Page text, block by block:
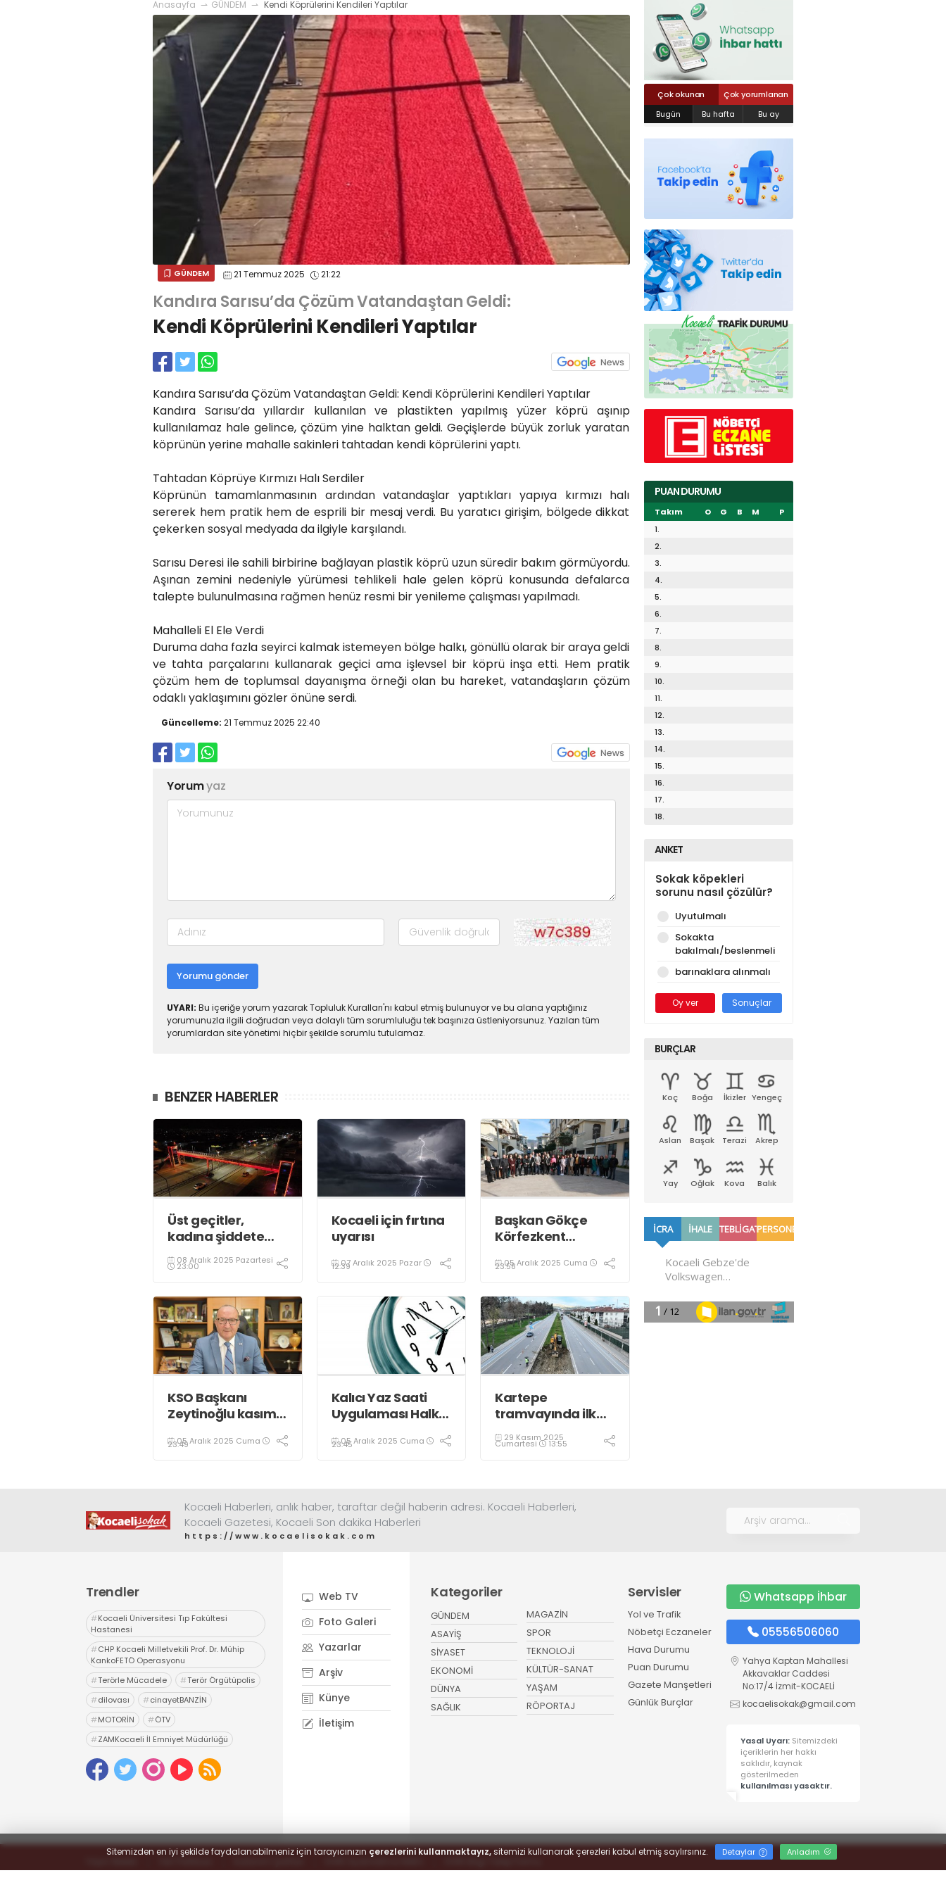
Anasayfa GÜNDEM Kendi Köprülerini Kendileri Yaptılar
GÜNDEM 21 Temmuz 2025 21:22
Kandıra Sarısu’da Çözüm Vatandaştan Geldi:
Kendi Köprülerini Kendileri Yaptılar
Kandıra Sarısu’da Çözüm Vatandaştan Geldi: Kendi Köprülerini Kendileri Yaptılar
Kandıra Sarısu’da yıllardır kullanılan ve plastikten yapılmış yüzer köprü aşınıp
kullanılamaz hale gelince, çözüm yine halktan geldi. Geçişlerde büyük zorluk yaratan
köprünün yerine mahalle sakinleri tahtadan kendi köprülerini yaptı.
Tahtadan Köprüye Kırmızı Halı Serdiler
Köprünün tamamlanmasının ardından vatandaşlar yaptıkları yapıya kırmızı halı
sererek hem pratik hem de esprili bir mesaj verdi. Bu yaratıcı girişim, bölgede dikkat
çekerken sosyal medyada da ilgiyle karşılandı.
Sarısu Deresi ile sahili birbirine bağlayan plastik köprü uzun süredir bakım görmüyordu.
Aşınan zemini nedeniyle yürümesi tehlikeli hale gelen köprü konusunda defalarca
talepte bulunulmasına rağmen henüz resmi bir yenileme çalışması yapılmadı.
Mahalleli El Ele Verdi
Duruma daha fazla seyirci kalmak istemeyen bölge halkı, gönüllü olarak bir araya geldi
ve tahta parçalarını kullanarak geçici ama işlevsel bir köprü inşa etti. Hem pratik
çözüm hem de toplumsal dayanışma örneği olan bu hareket, vatandaşların çözüm
odaklı yaklaşımını gözler önüne serdi.
Güncelleme: 21 Temmuz 2025 22:40
Yorumyaz
Yorumu gönder
UYARI: Bu içeriğe yorum yazarak Topluluk Kuralları'nı kabul etmiş bulunuyor ve bu alana yaptığınız
yorumunuzla ilgili doğrudan veya dolaylı tüm sorumluluğu tek başınıza üstleniyorsunuz. Yazılan tüm
yorumlardan site yönetimi hiçbir şekilde sorumlu tutulamaz.
BENZER HABERLER
Üst geçitler,
kadına şiddete
karşı “turuncu”
renkle aydınlatıldı;
08 Aralık 2025 Pazartesi
23:00
Kocaeli için fırtına
uyarısı
07 Aralık 2025 Pazar
12:39
Başkan Gökçe
Körfezkent
Oldu
05 Aralık 2025 Cuma
23:58
KSO Başkanı
Zeytinoğlu kasım
verilerini
05 Aralık 2025 Cuma
23:49
Kalıcı Yaz Saati
Uygulaması Halkın
Ediyor!
05 Aralık 2025 Cuma
23:45
Kartepe
tramvayında ilk
kepçe vuruldu
29 Kasım 2025
Cumartesi 13:55
Çok okunan
Çok yorumlanan
Bugün
Bu hafta Bu ay
PUAN DURUMU
Takım O G B M
P
1.
2.
3.
4.
5.
6.
7.
8.
9.
10.
11.
12.
13.
14.
15.
16.
17.
18.
ANKET
Sokak köpekleri
sorunu nasıl çözülür?
Uyutulmalı
Sokakta
bakılmalı/beslenmeli
barınaklara alınmalı
Oy ver Sonuçlar
BURÇLAR
Koç Boğa İkizler Yengeç
Aslan Başak Terazi Akrep
Yay Oğlak Kova Balık
Kocaeli Haberleri, anlık haber, taraftar değil haberin adresi. Kocaeli Haberleri,
Kocaeli Gazetesi, Kocaeli Son dakika Haberleri
https://www.kocaelisokak.com
Trendler
#Kocaeli Üniversitesi Tıp Fakültesi
Hastanesi
#CHP Kocaeli Milletvekili Prof. Dr. Mühip
KankoFETÖ Operasyonu
#Terörle Mücadele #Terör Örgütüpolis
#dilovası #cinayetBANZİN
#MOTORİN #ÖTV
#ZAMKocaeli İl Emniyet Müdürlüğü
#Uyuşturucu # uyarıcı madde ticareti
# hapis
Web TV
Foto Galeri
Yazarlar
Arşiv
Künye
İletişim
Kategoriler
GÜNDEM
ASAYİŞ
SİYASET
EKONOMİ
DÜNYA
SAĞLIK
MAGAZİN
SPOR
TEKNOLOJİ
KÜLTÜR-SANAT
YAŞAM
RÖPORTAJ
Servisler
Yol ve Trafik
Nöbetçi Eczaneler
Hava Durumu
Puan Durumu
Gazete Manşetleri
Günlük Burçlar
Whatsapp İhbar
05556506060
Yahya Kaptan Mahallesi
Akkavaklar Caddesi
No:17/4 İzmit-KOCAELİ
kocaelisokak@gmail.com
Yasal Uyarı: Sitemizdeki
içeriklerin her hakkı
saklıdır, kaynak
gösterilmeden
kullanılması yasaktır.
Yahya Kaptan Mahallesi Akkavaklar
Caddesi No:17/4 İzmit-KOCAELİ
Sitemizden en iyi şekilde faydalanabilmeniz için tarayıcınızın çerezlerini kullanmaktayız,sitemizi kullanarak çerezleri kabul etmiş saylırsınız. Detaylar Anladım